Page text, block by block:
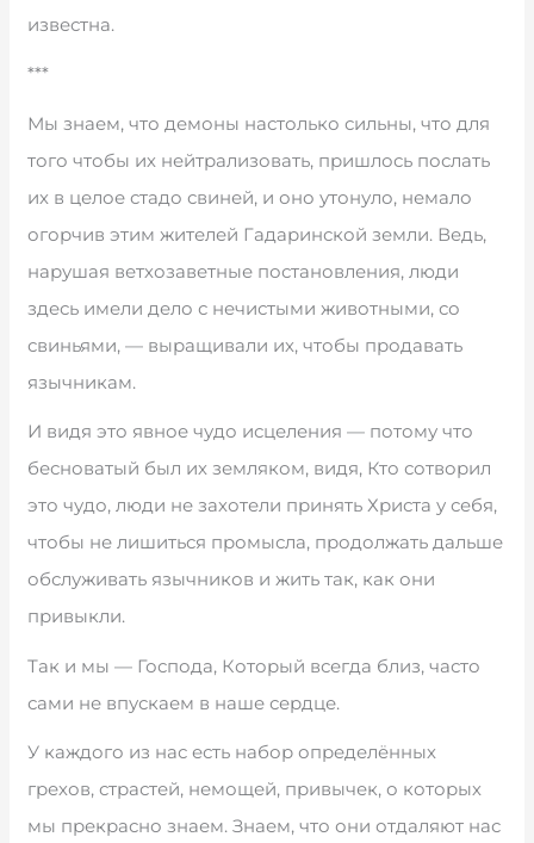
известна.
***
Мы знаем, что демоны настолько сильны, что для
того чтобы их нейтрализовать, пришлось послать
их в целое стадо свиней, и оно утонуло, немало
огорчив этим жителей Гадаринской земли. Ведь,
нарушая ветхозаветные постановления, люди
здесь имели дело с нечистыми животными, со
свиньями, — выращивали их, чтобы продавать
язычникам.
И видя это явное чудо исцеления — потому что
бесноватый был их земляком, видя, Кто сотворил
это чудо, люди не захотели принять Христа у себя,
чтобы не лишиться промысла, продолжать дальше
обслуживать язычников и жить так, как они
привыкли.
Так и мы — Господа, Который всегда близ, часто
сами не впускаем в наше сердце.
У каждого из нас есть набор определённых
грехов, страстей, немощей, привычек, о которых
мы прекрасно знаем. Знаем, что они отдаляют нас